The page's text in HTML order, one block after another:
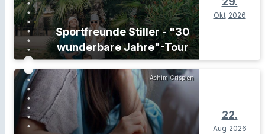
Sportfreunde Stiller - "30
wunderbare Jahre"-Tour
Okt 2026
Achim Crispien
22.
Aug 2026